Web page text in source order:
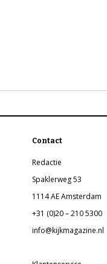
Contact
Redactie
Spaklerweg 53
1114 AE Amsterdam
+31 (0)20 – 210 5300
info@kijkmagazine.nl